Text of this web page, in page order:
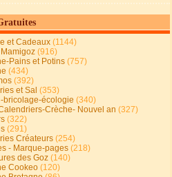
et Cadeaux (1144)
(916)
Pains et Potins (757)
(434)
(392)
et Sal (353)
bricolage-écologie (340)
Crèche- Nouvel an (327)
(322)
(291)
Créateurs (254)
- Marque-pages (218)
des Goz (140)
Cookeo (120)